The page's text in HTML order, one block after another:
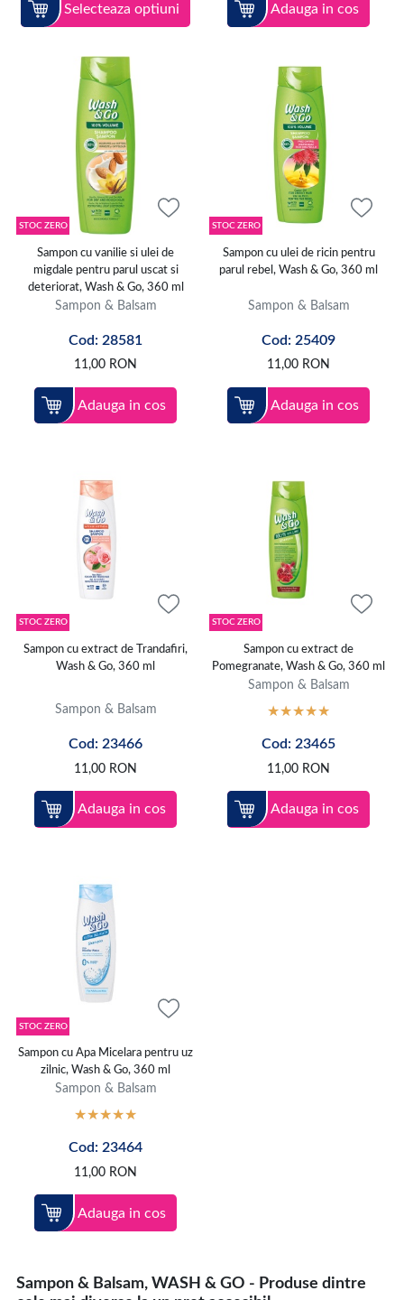
Selecteaza optiuni Adauga in cos
STOC ZERO
Sampon cu vanilie si ulei de
migdale pentru parul uscat si
deteriorat, Wash & Go, 360 ml
Sampon & Balsam
Cod: 28581
11,00 RON
Adauga in cos
STOC ZERO
Sampon cu ulei de ricin pentru
parul rebel, Wash & Go, 360 ml
Sampon & Balsam
Cod: 25409
11,00 RON
Adauga in cos
STOC ZERO
Sampon cu extract de Trandafiri,
Wash & Go, 360 ml
Sampon & Balsam
Cod: 23466
11,00 RON
Adauga in cos
STOC ZERO
Sampon cu extract de
Pomegranate, Wash & Go, 360 ml
Sampon & Balsam
Cod: 23465
11,00 RON
Adauga in cos
STOC ZERO
Sampon cu Apa Micelara pentru uz
zilnic, Wash & Go, 360 ml
Sampon & Balsam
Cod: 23464
11,00 RON
Adauga in cos
Sampon & Balsam, WASH & GO - Produse dintre